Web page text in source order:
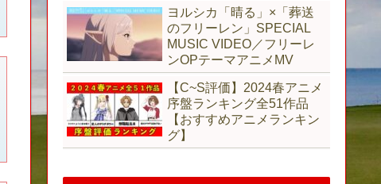
ヨルシカ「晴る」×「葬送
のフリーレン」SPECIAL
MUSIC VIDEO／フリーレ
ンOPテーマアニメMV
【C~S評価】2024春アニメ
序盤ランキング全51作品
【おすすめアニメランキン
グ】